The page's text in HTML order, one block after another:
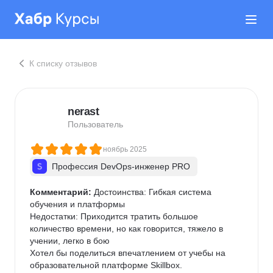
К списку отзывов
nerast
Пользователь
ноябрь 2025
Профессия DevOps-инженер PRO
Комментарий: Достоинства: Гибкая система
обучения и платформы
Недостатки: Приходится тратить большое
количество времени, но как говорится, тяжело в
учении, легко в бою
Хотел бы поделиться впечатлением от учебы на
образовательной платформе Skillbox.